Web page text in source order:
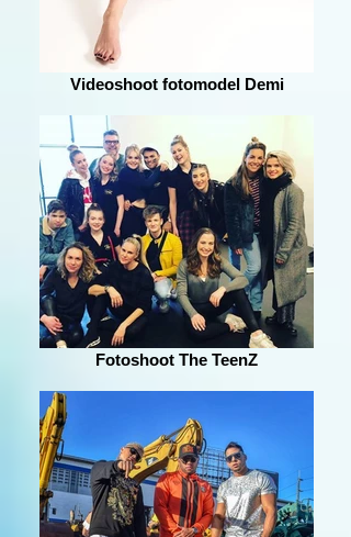
Videoshoot fotomodel Demi
Fotoshoot The TeenZ